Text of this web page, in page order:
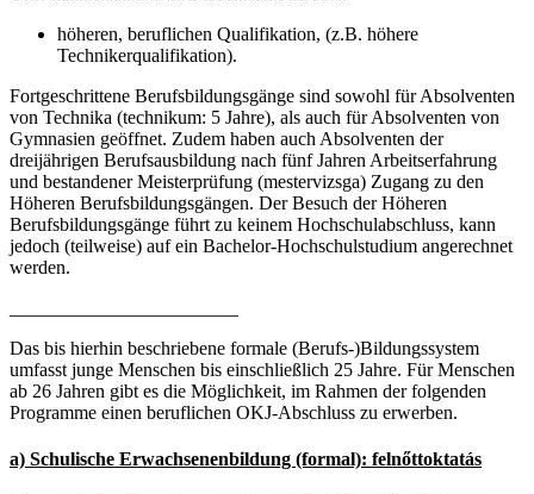
höheren, beruflichen Qualifikation, (z.B. höhere
Technikerqualifikation).
Fortgeschrittene Berufsbildungsgänge sind sowohl für Absolventen
von Technika (technikum: 5 Jahre), als auch für Absolventen von
Gymnasien geöffnet. Zudem haben auch Absolventen der
dreijährigen Berufsausbildung nach fünf Jahren Arbeitserfahrung
und bestandener Meisterprüfung (mestervizsga) Zugang zu den
Höheren Berufsbildungsgängen. Der Besuch der Höheren
Berufsbildungsgänge führt zu keinem Hochschulabschluss, kann
jedoch (teilweise) auf ein Bachelor-Hochschulstudium angerechnet
werden.
Das bis hierhin beschriebene formale (Berufs-)Bildungssystem
umfasst junge Menschen bis einschließlich 25 Jahre. Für Menschen
ab 26 Jahren gibt es die Möglichkeit, im Rahmen der folgenden
Programme einen beruflichen OKJ-Abschluss zu erwerben.
a) Schulische Erwachsenenbildung (formal): felnőttoktatás